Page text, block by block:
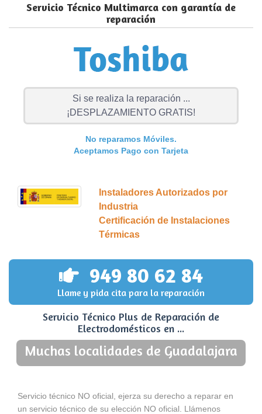
Servicio Técnico Multimarca con garantía de
reparación
Si se realiza la reparación ...
¡DESPLAZAMIENTO GRATIS!
No reparamos Móviles.
Aceptamos Pago con Tarjeta
Instaladores Autorizados por
Industria
Certificación de Instalaciones
Térmicas
949 80 62 84
Llame y pida cita para la reparación
Servicio Técnico Plus de Reparación de
Electrodomésticos en ...
Muchas localidades de Guadalajara
Servicio técnico NO oficial, ejerza su derecho a reparar en
un servicio técnico de su elección NO oficial. Llámenos